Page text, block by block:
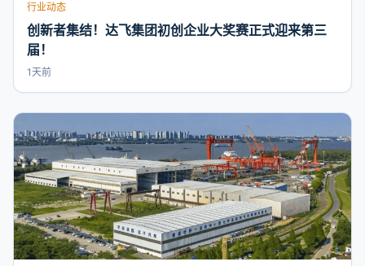
行业动态
创新者集结！达飞集团初创企业大奖赛正式迎来第三
届！
1天前